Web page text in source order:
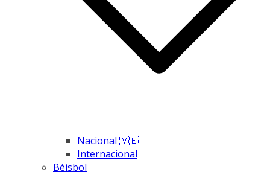
Nacional 🇻🇪
Internacional
Béisbol